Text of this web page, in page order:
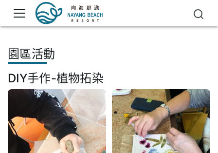
園區活動
DIY手作-植物拓染